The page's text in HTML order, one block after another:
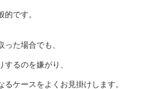
です。
た場合でも、
るのを嫌がり、
ケースをよくお見掛けします。